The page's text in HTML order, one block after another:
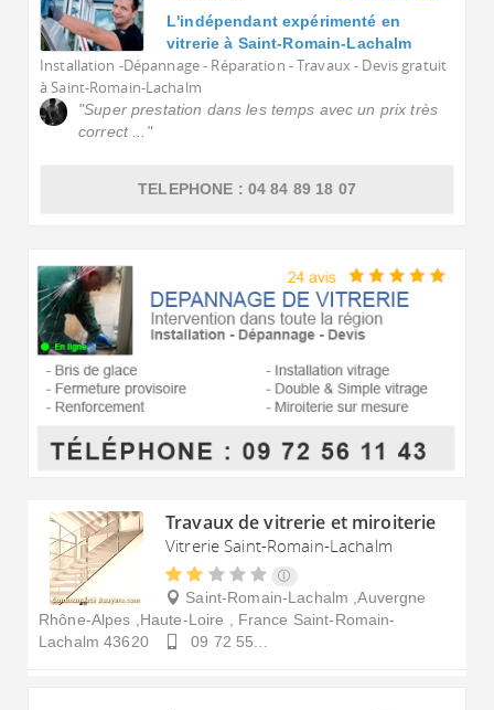
L'indépendant expérimenté en
vitrerie à Saint-Romain-Lachalm
Installation -Dépannage - Réparation - Travaux - Devis gratuit
à Saint-Romain-Lachalm
"Super prestation dans les temps avec un prix très
correct ..."
TELEPHONE : 04 84 89 18 07
Travaux de vitrerie et miroiterie
Vitrerie Saint-Romain-Lachalm
Saint-Romain-Lachalm ,Auvergne
Rhône-Alpes ,Haute-Loire , France Saint-Romain-
Lachalm 43620 09 72 55...